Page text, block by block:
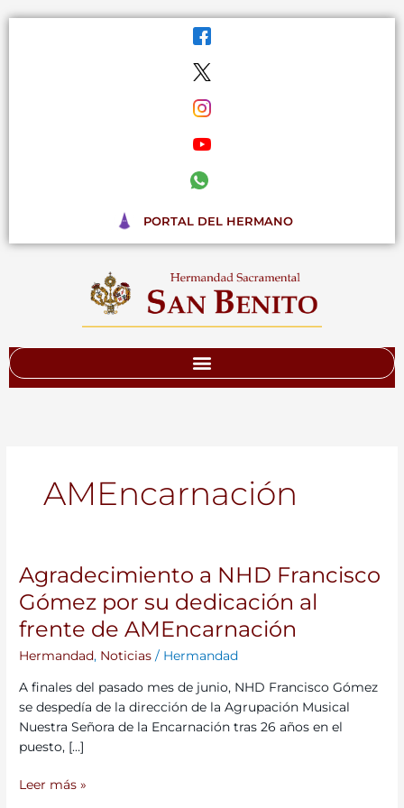
PORTAL DEL HERMANO
AMEncarnación
Agradecimiento a NHD Francisco
Gómez por su dedicación al
frente de AMEncarnación
Hermandad, Noticias / Hermandad
A finales del pasado mes de junio, NHD Francisco Gómez
se despedía de la dirección de la Agrupación Musical
Nuestra Señora de la Encarnación tras 26 años en el
puesto, […]
Agradecimiento
a
NHD
Francisco
Gómez
su
dedicación
al
frente
AMEncarnación
Leer más »